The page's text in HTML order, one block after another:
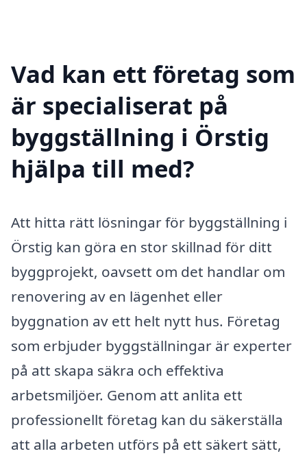
Vad kan ett företag som
är specialiserat på
byggställning i Örstig
hjälpa till med?
Att hitta rätt lösningar för byggställning i
Örstig kan göra en stor skillnad för ditt
byggprojekt, oavsett om det handlar om
renovering av en lägenhet eller
byggnation av ett helt nytt hus. Företag
som erbjuder byggställningar är experter
på att skapa säkra och effektiva
arbetsmiljöer. Genom att anlita ett
professionellt företag kan du säkerställa
att alla arbeten utförs på ett säkert sätt,